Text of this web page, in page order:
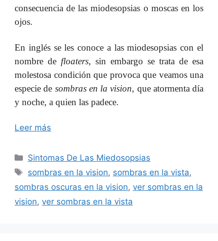
consecuencia de las miodesopsias o moscas en los
ojos.
En inglés se les conoce a las miodesopsias con el
nombre de floaters, sin embargo se trata de esa
molestosa condición que provoca que veamos una
especie de sombras en la vision, que atormenta día
y noche, a quien las padece.
Leer más
Categorías
Sintomas De Las Miedosopsias
Etiquetas
sombras en la vision, sombras en la vista,
sombras oscuras en la vision, ver sombras en la
vision, ver sombras en la vista